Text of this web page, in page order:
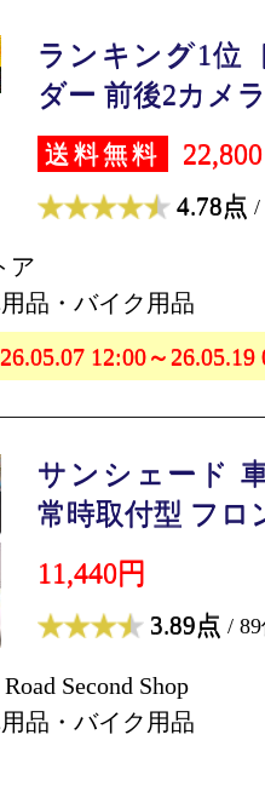
ランキング1位
ダー 前後2カメ
送料無料
4.78点 /
ア
品・バイク用品
12:00～26.05.19
サンシェード
常時取付型 フロ
11,440円
3.89点 /
Second Shop
品・バイク用品